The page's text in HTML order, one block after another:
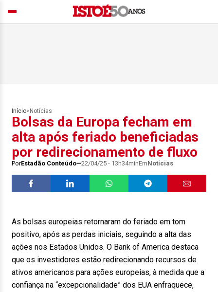
Início> Notícias
Bolsas da Europa fecham em
alta após feriado beneficiadas
por redirecionamento de fluxo
PorEstadão Conteúdo 22/04/25 - 13h34minEmNotícias
As bolsas europeias retornaram do feriado em tom
positivo, após as perdas iniciais, seguindo a alta das
ações nos Estados Unidos. O Bank of America destaca
que os investidores estão redirecionando recursos de
ativos americanos para ações europeias, à medida que a
confiança na “excepcionalidade” dos EUA enfraquece,